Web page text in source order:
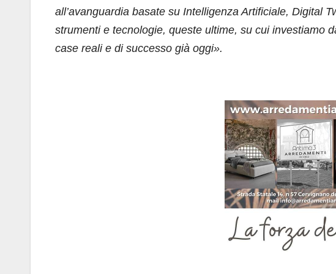
all’avanguardia basate su Intelligenza Artificiale, Digital
strumenti e tecnologie, queste ultime, su cui investiamo
case reali e di successo già oggi».